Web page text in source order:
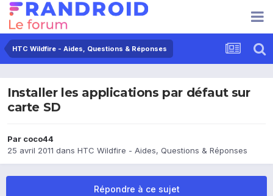
HTC Wildfire - Aides, Questions & Réponses
Installer les applications par défaut sur
carte SD
Par coco44
25 avril 2011 dans HTC Wildfire - Aides, Questions & Réponses
Répondre à ce sujet